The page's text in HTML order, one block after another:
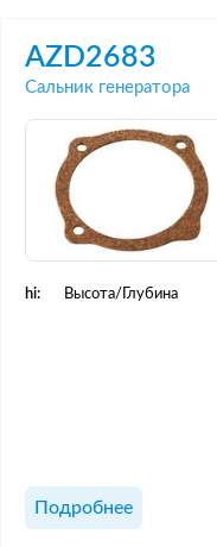
AZD2683
Сальник генератора
hi: Высота/Глубина
Подробнее